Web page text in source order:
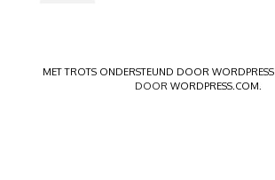
MET TROTS ONDERSTEUND DOOR WORDPRESS
DOORWORDPRESS.COM